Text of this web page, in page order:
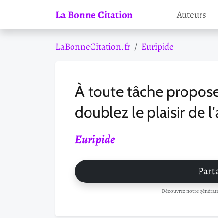
La Bonne Citation Auteurs
LaBonneCitation.fr Euripide
À toute tâche
doublez le plaisir de
Euripide
Découvrez notre